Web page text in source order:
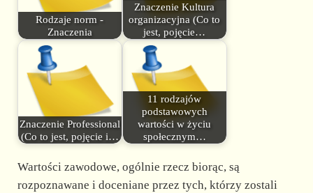
Rodzaje norm -
Znaczenia
Znaczenie Kultura
organizacyjna (Co to
jest, pojęcie…
Znaczenie Professional
(Co to jest, pojęcie i…
11 rodzajów
podstawowych
wartości w życiu
społecznym…
Wartości zawodowe, ogólnie rzecz biorąc, są
rozpoznawane i doceniane przez tych, którzy zostali